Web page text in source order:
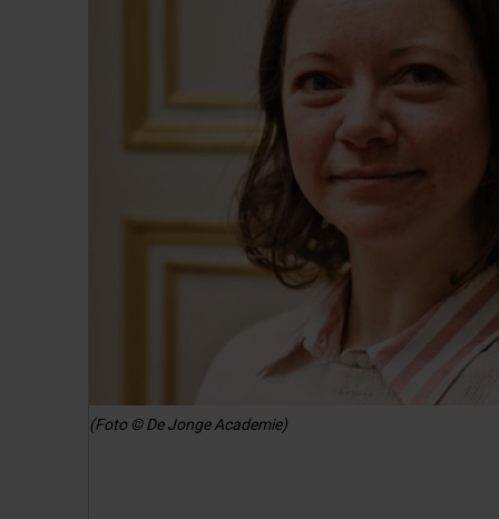
(Foto © De Jonge Academie)